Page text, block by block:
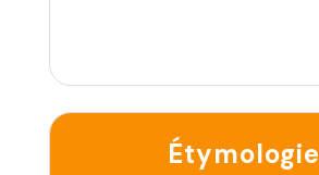
Étymologie